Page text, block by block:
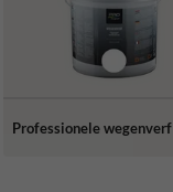
Professionele wegenverf